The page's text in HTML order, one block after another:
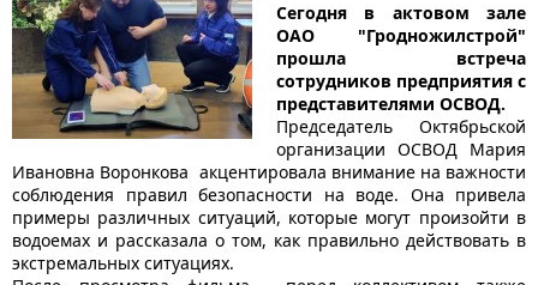
Сегодня в актовом зале
ОАО "Гродножилстрой"
прошла встреча
сотрудников предприятия с
представителями ОСВОД.
Председатель Октябрьской
организации ОСВОД Мария
Ивановна Воронкова акцентировала внимание на важности
соблюдения правил безопасности на воде. Она привела
примеры различных ситуаций, которые могут произойти в
водоемах и рассказала о том, как правильно действовать в
экстремальных ситуациях.